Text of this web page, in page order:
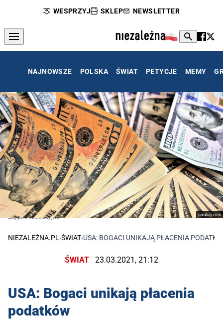
WESPRZYJ SKLEP NEWSLETTER
NAJNOWSZE POLSKA ŚWIAT PETYCJE MEMY
pixabay.com
Zdjęcie ilustracyjne
NIEZALEŻNA.PL ›ŚWIAT›USA: BOGACI UNIKAJĄ PŁACENIA
ŚWIAT 23.03.2021, 21:12
USA: Bogaci unikają płacenia
podatków